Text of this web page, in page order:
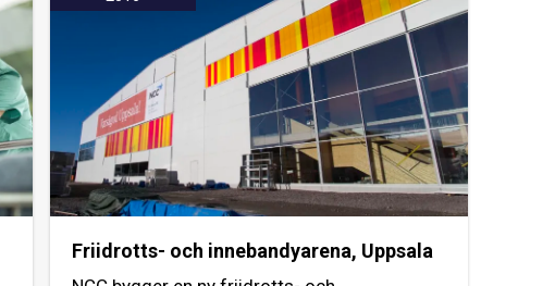
Friidrotts- och innebandyarena, Uppsala